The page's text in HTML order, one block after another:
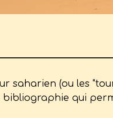
saharien (ou les
qui